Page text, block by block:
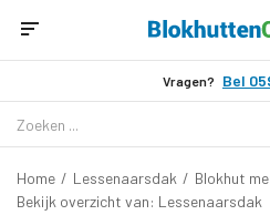
Vragen? Bel
Home / Lessenaarsdak / Blokhut
Bekijk overzicht van: Lessenaarsdak